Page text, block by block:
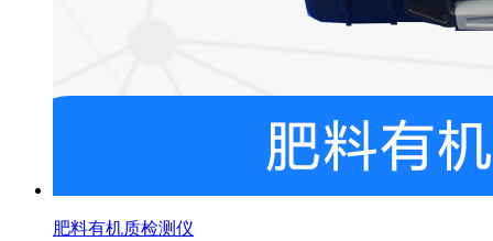
肥料有机质检测仪